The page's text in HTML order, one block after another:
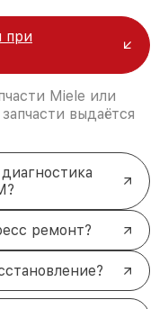
при
Miele или
выдаётся
ремонт?